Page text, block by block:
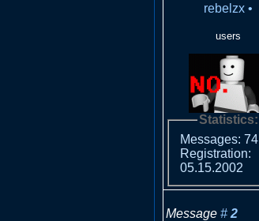
rebelzx •
users
Statistics:
Messages: 74
Registration:
05.15.2002
Message # 2